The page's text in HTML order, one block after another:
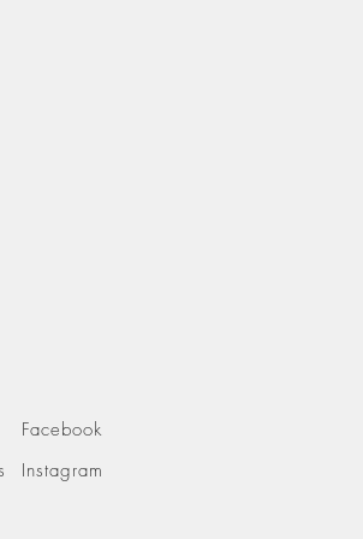
Facebook
Instagram